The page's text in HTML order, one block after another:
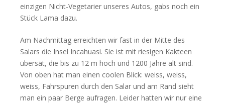
einzigen Nicht-Vegetarier unseres Autos, gabs noch ein
Stück Lama dazu.
Am Nachmittag erreichten wir fast in der Mitte des
Salars die Insel Incahuasi. Sie ist mit riesigen Kakteen
übersät, die bis zu 12 m hoch und 1200 Jahre alt sind.
Von oben hat man einen coolen Blick: weiss, weiss,
weiss, Fahrspuren durch den Salar und am Rand sieht
man ein paar Berge aufragen. Leider hatten wir nur eine